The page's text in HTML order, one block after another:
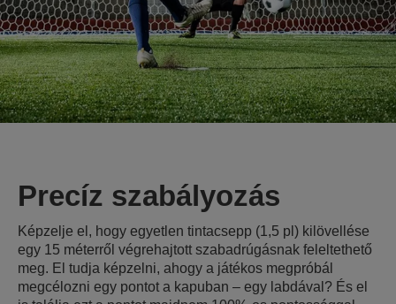
Precíz szabályozás
Képzelje el, hogy egyetlen tintacsepp (1,5 pl) kilövellése
egy 15 méterről végrehajtott szabadrúgásnak feleltethető
meg. El tudja képzelni, ahogy a játékos megpróbál
megcélozni egy pontot a kapuban – egy labdával? És el